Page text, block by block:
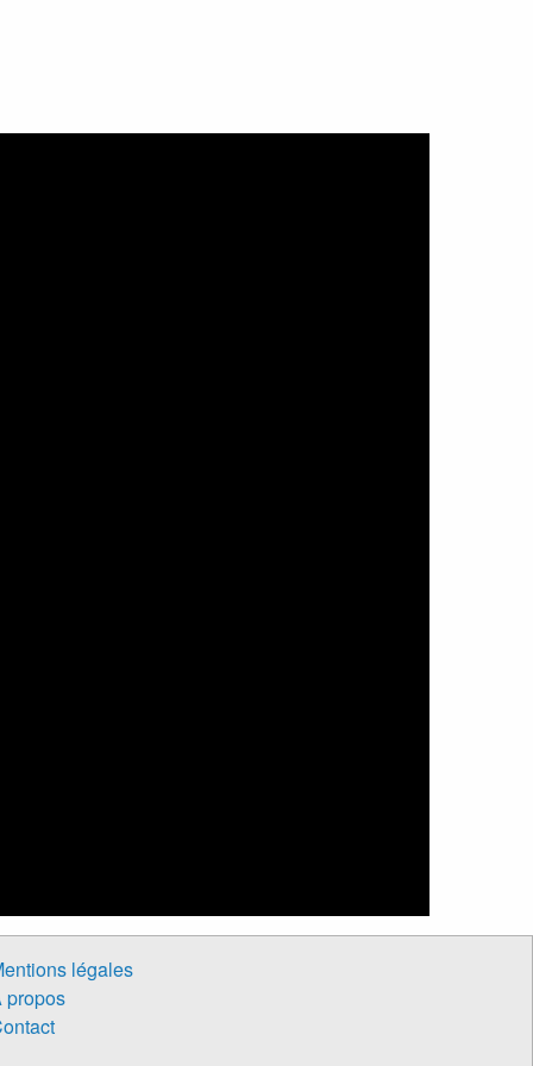
légales
propos